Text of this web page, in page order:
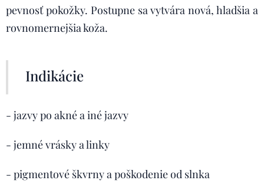
pevnosť pokožky. Postupne sa vytvára nová, hladšia a
rovnomernejšia koža.
Indikácie
- jazvy po akné a iné jazvy
- jemné vrásky a linky
- pigmentové škvrny a poškodenie od slnka